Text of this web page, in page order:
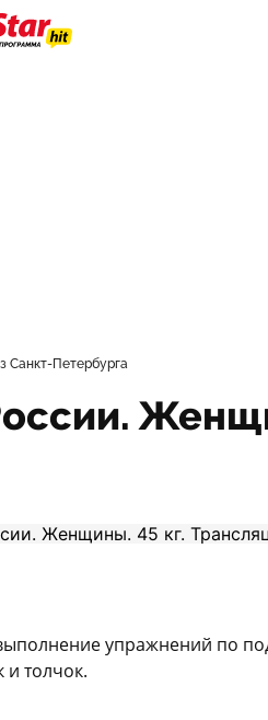
Санкт-Петербурга
упражнений по
толчок.